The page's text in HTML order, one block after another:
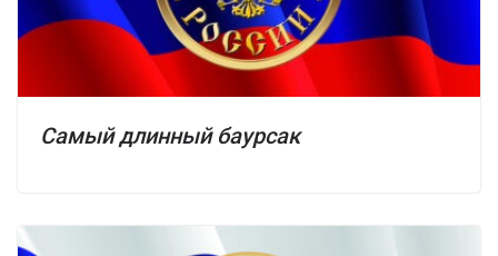
Самый длинный баурсак